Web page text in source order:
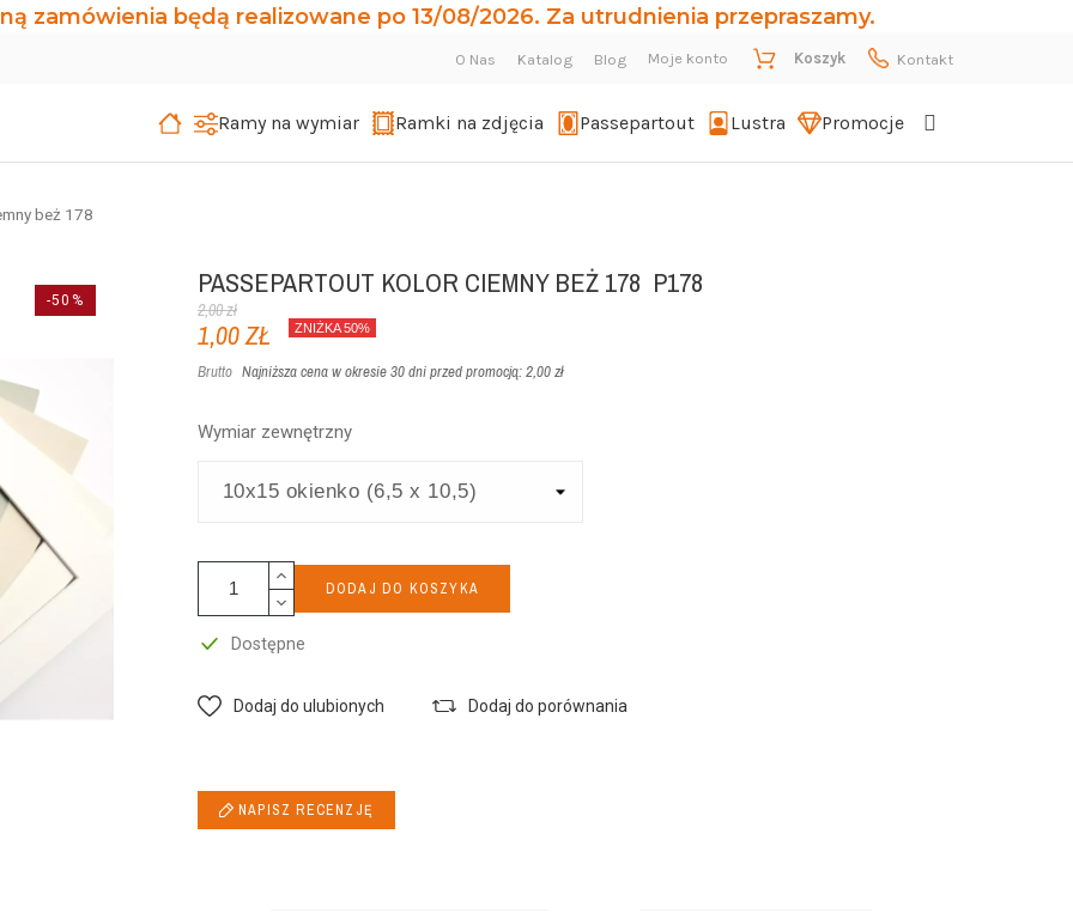
zamówienia będą realizowane po 13/08/2026. Za utrudnienia przepraszamy.
O Nas Katalog Blog Moje konto Koszyk Kontakt
Ramy na wymiar Ramki na zdjęcia Passepartout Lustra Promocje
beż 178
-50% PASSEPARTOUT KOLOR CIEMNY BEŻ 178 P178
2,00 zł
1,00 ZŁ ZNIŻKA 50%
Brutto Najniższa cena w okresie 30 dni przed promocją:2,00 zł
Wymiar zewnętrzny
DODAJ DO KOSZYKA
Dostępne
Dodaj do ulubionych Dodaj do porównania
NAPISZ RECENZJĘ